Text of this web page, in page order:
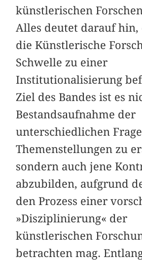
künstlerischen
Alles deutet darauf hin,
die Künstlerische
Schwelle zu einer
Institutionalisierung
Ziel des Bandes ist es
Bestandsaufnahme der
unterschiedlichen
Themenstellungen zu
sondern auch jene
abzubilden, aufgrund
den Prozess einer
»Disziplinierung« der
künstlerischen
betrachten mag.